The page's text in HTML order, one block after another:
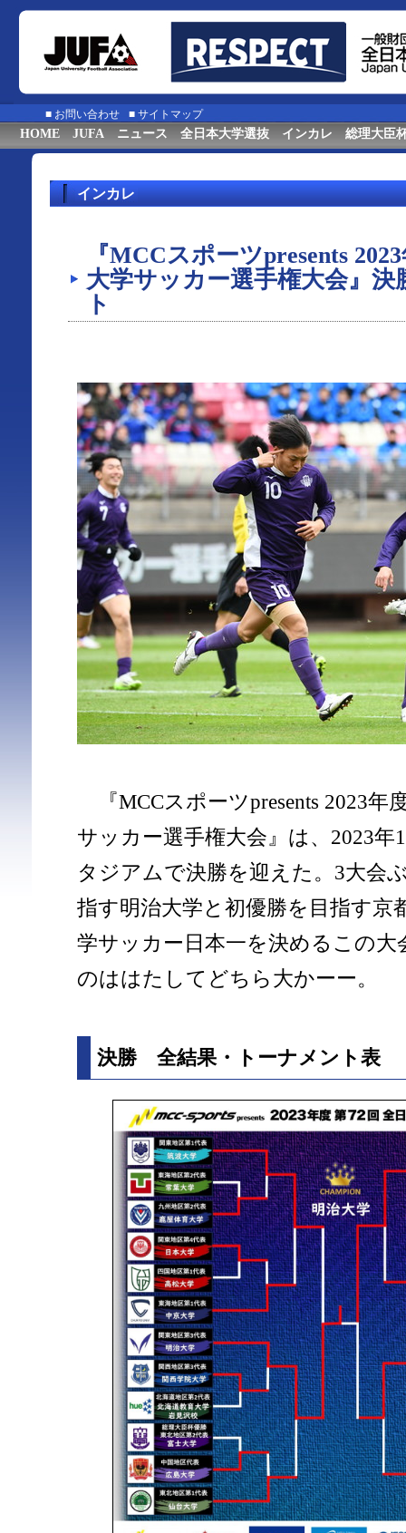
■ お問い合わせ ■ サイトマップ
HOME JUFA ニュース 全日本大学選抜 インカレ 総理大臣
インカレ
『MCCスポーツpresents
大学サッカー選手権大会』
ト
『MCCスポーツpresents 2023年
サッカー選手権大会』は、2023年
タジアムで決勝を迎えた。3大会
指す明治大学と初優勝を目指す京
学サッカー日本一を決めるこの大
のははたしてどちら大かーー。
決勝 全結果・トーナメント表